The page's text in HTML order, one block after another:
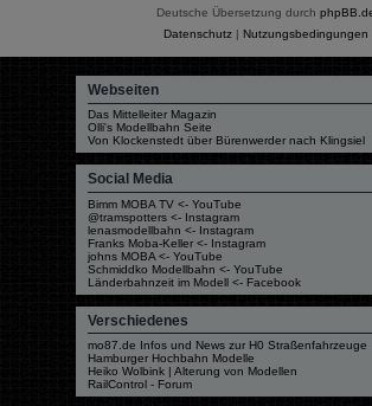
Deutsche Übersetzung durch
Datenschutz| Nutzungsbedingungen
Webseiten
Das Mittelleiter Magazin
Olli's Modellbahn Seite
Von Klockenstedt über Bürenwerder nach Klingsiel
Social Media
Bimm MOBA TV <- YouTube
@tramspotters <- Instagram
lenasmodellbahn <- Instagram
Franks Moba-Keller <- Instagram
johns MOBA <- YouTube
Schmiddko Modellbahn <- YouTube
Länderbahnzeit im Modell <- Facebook
Verschiedenes
mo87.de Infos und News zur H0 Straßenfahrzeuge
Hamburger Hochbahn Modelle
Heiko Wolbink | Alterung von Modellen
RailControl - Forum